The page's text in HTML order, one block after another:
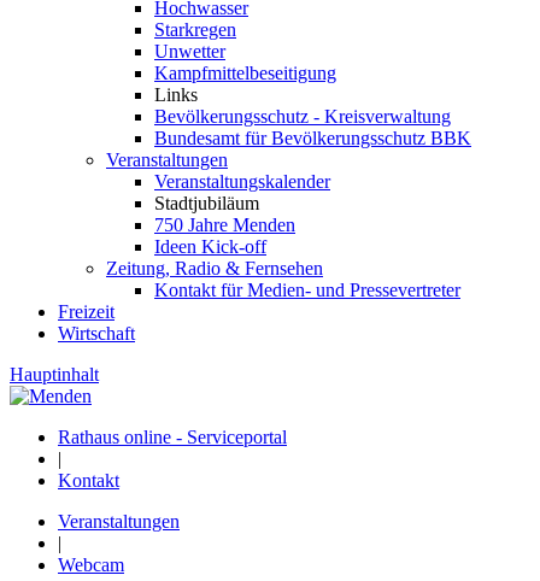
Hochwasser
Starkregen
Unwetter
Kampfmittelbeseitigung
Links
Bevölkerungsschutz - Kreisverwaltung
Bundesamt für Bevölkerungsschutz BBK
Veranstaltungen
Veranstaltungskalender
Stadtjubiläum
750 Jahre Menden
Ideen Kick-off
Zeitung, Radio & Fernsehen
Kontakt für Medien- und Pressevertreter
Freizeit
Wirtschaft
Hauptinhalt
Rathaus online - Serviceportal
|
Kontakt
Veranstaltungen
|
Webcam